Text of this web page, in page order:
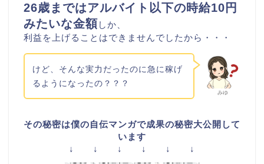
26歳まではアルバイト以下の時給10円
みたいな金額しか、
利益を上げることはできませんでしたから・・・
みゆ
けど、そんな実力だったのに急に稼げ
るようになったの？？？
その秘密は僕の自伝マンガで成果の秘密大公開して
います
↓ ↓ ↓ ↓ ↓ ↓